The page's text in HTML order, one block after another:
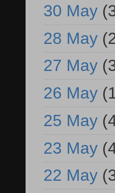
30 May
28 May
27 May
26 May
25 May
23 May
22 May